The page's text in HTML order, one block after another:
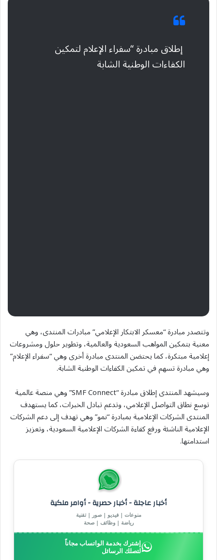
إطلاق مبادرة “سفراء الإعلام لتمكين
الكفاءات الوطنية الشابة
وتتصدر مبادرة “معسكر الابتكار الإعلامي” مبادرات المنتدى، وهي
معنية بتمكين المواهب السعودية والعالمية، وتطوير حلول ومشروعات
إعلامية مبتكرة، كما يحتضن المنتدى مبادرة أخرى وهي “سفراء الإعلام”
وهي مبادرة تسهم في تمكين الكفاءات الوطنية الشابة.
وسيشهد المنتدى إطلاق مبادرة “SMF Connect” وهي منصة عالمية
توسع نطاق التواصل الإعلامي، وتدعم تبادل الخبرات، كما يستهدف
المنتدى الشركات الإعلامية بمبادرة “نمو” وهي تهدف إلى دعم الشركات
الإعلامية الناشئة ورفع كفاءة الشركات الإعلامية السعودية، وتعزيز
استدامتها.
أخبار عاجلة - أخبار حصرية - أوامر ملكية
منوعات | فيديو | صور | تقنية
رياضة | وظائف | صحة
إشترك بخدمة الواتساب مجاناً
لتصلك الرسائل